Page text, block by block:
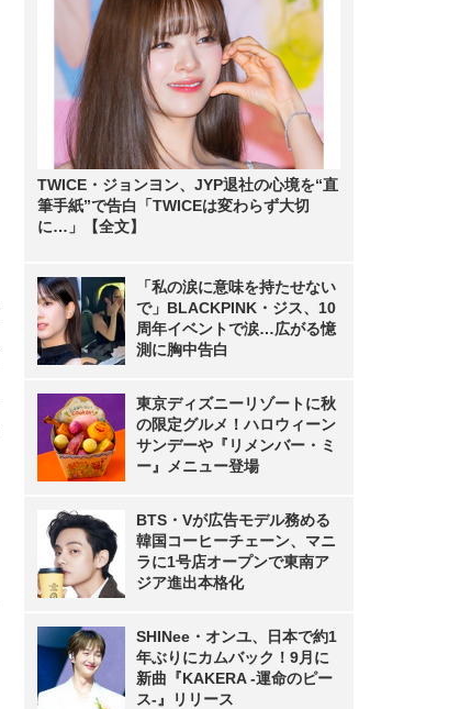
TWICE・ジョンヨン、JYP退社の心境を“直
筆手紙”で告白「TWICEは変わらず大切
に…」【全文】
「私の涙に意味を持たせない
で」BLACKPINK・ジス、10
周年イベントで涙…広がる憶
測に胸中告白
東京ディズニーリゾートに秋
の限定グルメ！ハロウィーン
サンデーや『リメンバー・ミ
ー』メニュー登場
BTS・Vが広告モデル務める
韓国コーヒーチェーン、マニ
ラに1号店オープンで東南ア
ジア進出本格化
SHINee・オンユ、日本で約1
年ぶりにカムバック！9月に
新曲『KAKERA -運命のピー
ス-』リリース